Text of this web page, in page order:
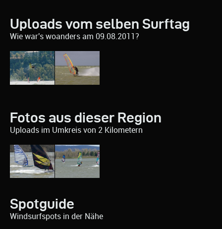
Uploads vom selben Surftag
Wie war's woanders am 09.08.2011?
Fotos aus dieser Region
Uploads im Umkreis von 2 Kilometern
Spotguide
Windsurfspots in der Nähe